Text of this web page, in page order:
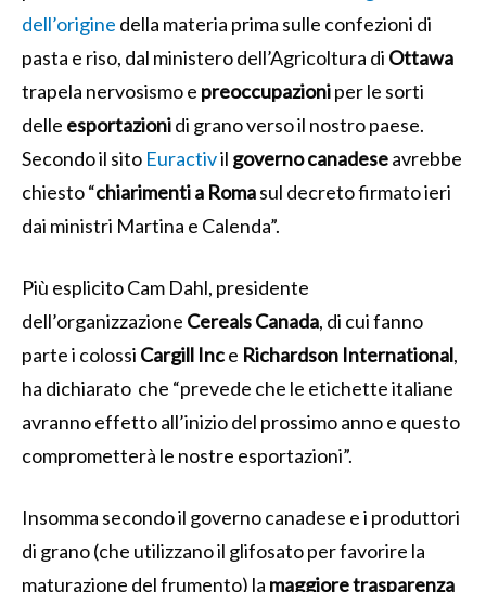
dell’origine della materia prima sulle confezioni di
pasta e riso, dal ministero dell’Agricoltura di Ottawa
trapela nervosismo e preoccupazioniper le sorti
delle esportazionidi grano verso il nostro paese.
Secondo il sito Euractivil governo canadeseavrebbe
chiesto “chiarimenti a Romasul decreto firmato ieri
dai ministri Martina e Calenda”.
Più esplicitoCam Dahl, presidente
dell’organizzazione Cereals Canada, di cui fanno
parte i colossi Cargill Ince Richardson International,
ha dichiarato che “prevede che le etichette italiane
avranno effetto all’inizio del prossimo anno e questo
comprometterà le nostre esportazioni”.
Insomma secondo il governo canadese e i produttori
di grano (che utilizzano il glifosato per favorire la
maturazione del frumento) la maggiore trasparenza